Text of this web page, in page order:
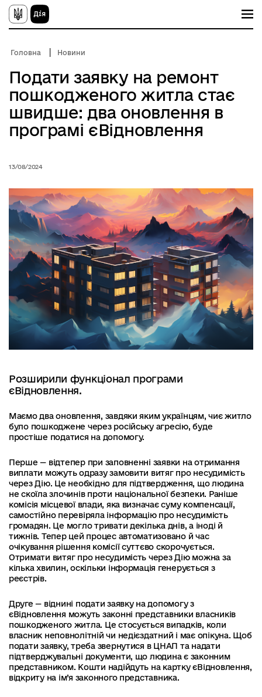
П
е
р
й
н
о
в
м
і
с
у
Головна Новини
Подати заявку на ремонт
пошкодженого житла стає
швидше: два оновлення в
програмі єВідновлення
13/08/2024
Розширили функціонал програми
єВідновлення.
Маємо два оновлення, завдяки яким українцям, чиє житло
було пошкоджене через російську агресію, буде
простіше податися на допомогу.
Перше — відтепер при заповненні заявки на отримання
виплати можуть одразу замовити витяг про несудимість
через Дію. Це необхідно для підтвердження, що людина
не скоїла злочинів проти національної безпеки. Раніше
комісія місцевої влади, яка визначає суму компенсації,
самостійно перевіряла інформацію про несудимість
громадян. Це могло тривати декілька днів, а іноді й
тижнів. Тепер цей процес автоматизовано й час
очікування рішення комісії суттєво скорочується.
Отримати витяг про несудимість через Дію можна за
кілька хвилин, оскільки інформація генерується з
реєстрів.
Друге — віднині подати заявку на допомогу з
єВідновлення можуть законні представники власників
пошкодженого житла. Це стосується випадків, коли
власник неповнолітній чи недієздатний і має опікуна. Щоб
подати заявку, треба звернутися в ЦНАП та надати
підтверджувальні документи, що людина є законним
представником. Кошти надійдуть на картку єВідновлення,
відкриту на ім’я законного представника.